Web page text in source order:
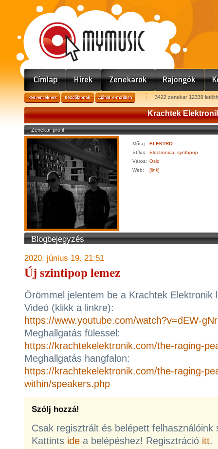
3422 zenekar 12339
Krachtek
Zenekar profil
Műfaj:
ELEKTRO
Stílus:
Electronica, synthpop
Város: Oslo
Web:
[link]
Blogbejegyzés
2020. június 19. 21:51
Új szintipop lemez
Örömmel jelentem be a Krachtek Elektronik
Videó (klikk a linkre):
https://www.youtube.com/watch?v=dEW-
Meghallgatás fülessel:
https://krachtekelektronik.com/the-raging-
Meghallgatás hangfalon:
https://krachtekelektronik.com/the-raging-
within/speakers.php
Szólj hozzá!
Csak regisztrált és belépett felhasználóink
Kattints ide a belépéshez! Regisztráció itt.